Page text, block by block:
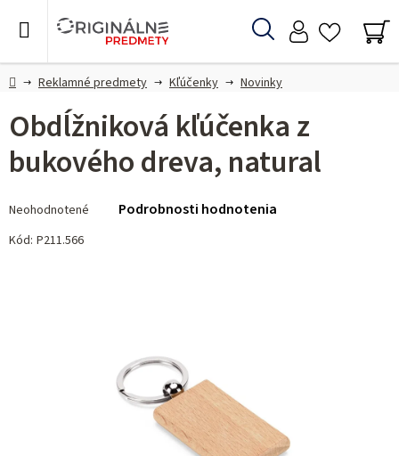
Hľadať
DomovReklamné predmety Kľúčenky Novinky
Obdĺžniková kľúčenka z
bukového dreva, natural
hodnotenie
produktu
Neohodnotené Podrobnosti hodnotenia
Kód: P211.566